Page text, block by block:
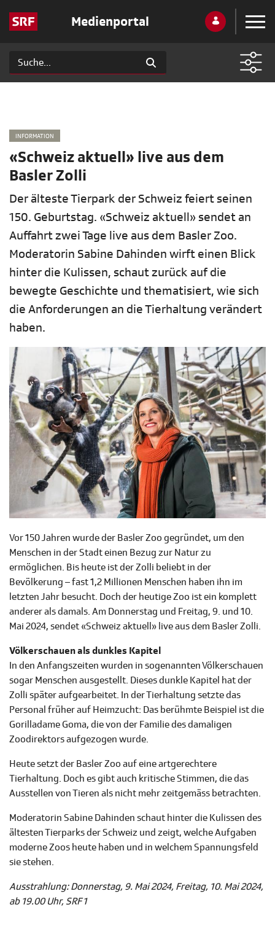
Medienportal
INFORMATION
«Schweiz aktuell» live aus dem
Basler Zolli
Der älteste Tierpark der Schweiz feiert seinen
150. Geburtstag. «Schweiz aktuell» sendet an
Auffahrt zwei Tage live aus dem Basler Zoo.
Moderatorin Sabine Dahinden wirft einen Blick
hinter die Kulissen, schaut zurück auf die
bewegte Geschichte und thematisiert, wie sich
die Anforderungen an die Tierhaltung verändert
haben.
Vor 150 Jahren wurde der Basler Zoo gegründet, um den
Menschen in der Stadt einen Bezug zur Natur zu
ermöglichen. Bis heute ist der Zolli beliebt in der
Bevölkerung – fast 1,2 Millionen Menschen haben ihn im
letzten Jahr besucht. Doch der heutige Zoo ist ein komplett
anderer als damals. Am Donnerstag und Freitag, 9. und 10.
Mai 2024, sendet «Schweiz aktuell» live aus dem Basler Zolli.
Völkerschauen als dunkles Kapitel
In den Anfangszeiten wurden in sogenannten Völkerschauen
sogar Menschen ausgestellt. Dieses dunkle Kapitel hat der
Zolli später aufgearbeitet. In der Tierhaltung setzte das
Personal früher auf Heimzucht: Das berühmte Beispiel ist die
Gorilladame Goma, die von der Familie des damaligen
Zoodirektors aufgezogen wurde.
Heute setzt der Basler Zoo auf eine artgerechtere
Tierhaltung. Doch es gibt auch kritische Stimmen, die das
Ausstellen von Tieren als nicht mehr zeitgemäss betrachten.
Moderatorin Sabine Dahinden schaut hinter die Kulissen des
ältesten Tierparks der Schweiz und zeigt, welche Aufgaben
moderne Zoos heute haben und in welchem Spannungsfeld
sie stehen.
Ausstrahlung: Donnerstag, 9. Mai 2024, Freitag, 10. Mai 2024,
ab 19.00 Uhr, SRF 1